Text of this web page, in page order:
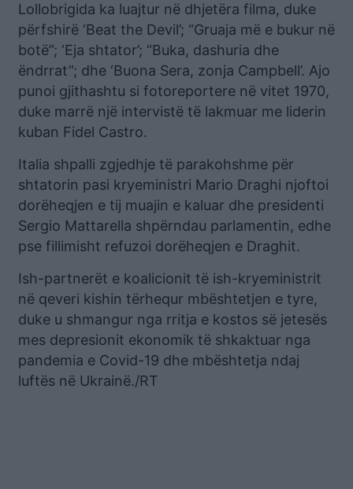
Lollobrigida ka luajtur në dhjetëra filma, duke
përfshirë ‘Beat the Devil’; “Gruaja më e bukur në
botë”; ‘Eja shtator’; “Buka, dashuria dhe
ëndrrat”; dhe ‘Buona Sera, zonja Campbell’. Ajo
punoi gjithashtu si fotoreportere në vitet 1970,
duke marrë një intervistë të lakmuar me liderin
kuban Fidel Castro.
Italia shpalli zgjedhje të parakohshme për
shtatorin pasi kryeministri Mario Draghi njoftoi
dorëheqjen e tij muajin e kaluar dhe presidenti
Sergio Mattarella shpërndau parlamentin, edhe
pse fillimisht refuzoi dorëheqjen e Draghit.
Ish-partnerët e koalicionit të ish-kryeministrit
në qeveri kishin tërhequr mbështetjen e tyre,
duke u shmangur nga rritja e kostos së jetesës
mes depresionit ekonomik të shkaktuar nga
pandemia e Covid-19 dhe mbështetja ndaj
luftës në Ukrainë./RT